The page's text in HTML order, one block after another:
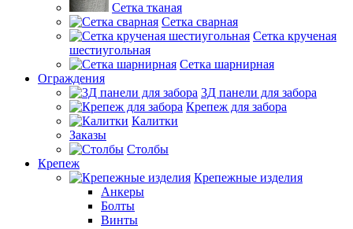
Сетка тканая
Сетка сварная
Сетка крученая
шестиугольная
Сетка шарнирная
Ограждения
3Д панели для забора
Крепеж для забора
Калитки
Заказы
Столбы
Крепеж
Крепежные изделия
Анкеры
Болты
Винты